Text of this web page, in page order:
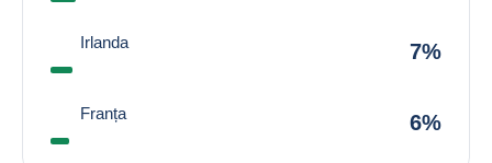
Irlanda 7%
Franța 6%